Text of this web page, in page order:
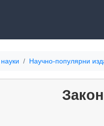
Научно-популярни